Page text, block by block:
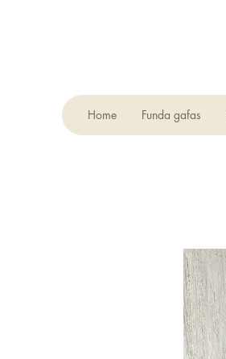
Home Funda gafas